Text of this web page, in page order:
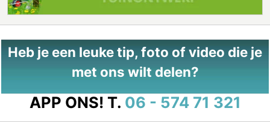
Heb je een leuke tip, foto of video die je
met ons wilt delen?
APP ONS! T. 06 - 574 71 321